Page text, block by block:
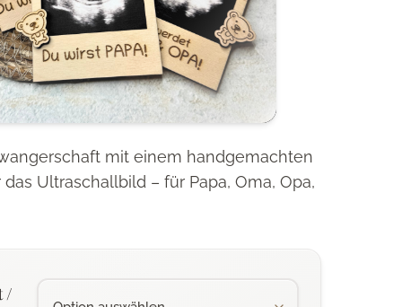
mit einem handgemachten
Ultraschallbild – für Papa, Oma, Opa,
/